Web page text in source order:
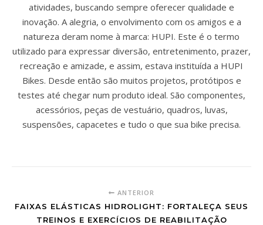
atividades, buscando sempre oferecer qualidade e
inovação. A alegria, o envolvimento com os amigos e a
natureza deram nome à marca: HUPI. Este é o termo
utilizado para expressar diversão, entretenimento, prazer,
recreação e amizade, e assim, estava instituída a HUPI
Bikes. Desde então são muitos projetos, protótipos e
testes até chegar num produto ideal. São componentes,
acessórios, peças de vestuário, quadros, luvas,
suspensões, capacetes e tudo o que sua bike precisa.
ANTERIOR
FAIXAS ELÁSTICAS HIDROLIGHT: FORTALEÇA SEUS
TREINOS E EXERCÍCIOS DE REABILITAÇÃO